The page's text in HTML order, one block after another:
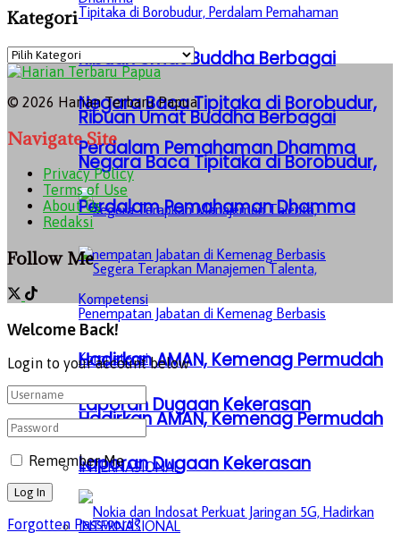
Ribuan Umat Buddha Berbagai
Negara Baca Tipitaka di Borobudur,
Perdalam Pemahaman Dhamma
Hadirkan AMAN, Kemenag Permudah
Laporan Dugaan Kekerasan
INTERNASIONAL
Ribuan Umat Buddha Berbagai
Negara Baca Tipitaka di Borobudur,
Perdalam Pemahaman Dhamma
Hadirkan AMAN, Kemenag Permudah
Laporan Dugaan Kekerasan
INTERNASIONAL
Kategori
Kategori
© 2026 Harian Terbaru Papua
Navigate Site
Privacy Policy
Terms of Use
About Us
Redaksi
Follow Me
Welcome Back!
Login to your account below
Remember Me
Forgotten Password?